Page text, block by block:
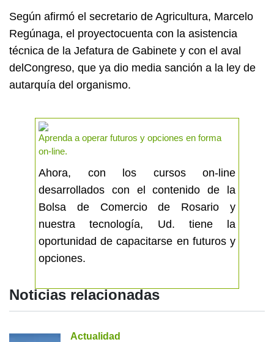
Según afirmó el secretario de Agricultura, Marcelo
Regúnaga, el proyectocuenta con la asistencia
técnica de la Jefatura de Gabinete y con el aval
delCongreso, que ya dio media sanción a la ley de
autarquía del organismo.
Aprenda a operar futuros y opciones en forma
on-line.
Ahora, con los cursos on-line
desarrollados con el contenido de la
Bolsa de Comercio de Rosario y
nuestra tecnología, Ud. tiene la
oportunidad de capacitarse en futuros y
opciones.
Noticias relacionadas
Actualidad